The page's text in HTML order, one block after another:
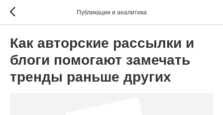
Публикации и аналитика
Как авторские рассылки и
блоги помогают замечать
тренды раньше других